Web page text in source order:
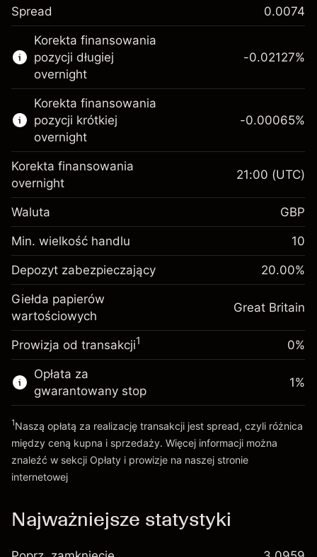
Ten instrument finansowy jest dostępny do
handlu poprzez CFD i opcje knock-out
Więcej informacji:
Kontrakty CFD
Opcje knock-out
Spread 0.0074
Korekta finansowania
pozycji długiej
overnight
Depozyt
zabezpieczający. Twoja
inwestycja
£1,000.00
Opłata overnight za
utrzymanie pozycji
Opłaty od pełnej wartości
pozycji
-0.021271
%
Rozmiar transakcji z dźwignią ~
Środki z dźwigni ~£4,000.00
Idź do platformy
-0.02127%
Korekta finansowania
pozycji krótkiej
overnight
Depozyt
zabezpieczający. Twoja
inwestycja
£1,000.00
Opłata overnight za
utrzymanie pozycji
Opłaty od pełnej wartości
pozycji
%
Rozmiar transakcji z dźwignią ~
Środki z dźwigni ~
£4,000.00
Idź do platformy
-0.00065%
Korekta finansowania
overnight
21:00 (UTC)
Waluta GBP
Min. wielkość handlu 10
Depozyt zabezpieczający 20.00%
Giełda papierów
wartościowych
Great Britain
Prowizja od transakcji1 0%
Opłata za
gwarantowany stop
Opłaty i Prowizje
1%
1Naszą opłatą za realizację transakcji jest spread, czyli różnica
między ceną kupna i sprzedaży. Więcej informacji można
znaleźć w sekcji Opłaty i prowizje na naszej stronie
internetowej
Najważniejsze statystyki